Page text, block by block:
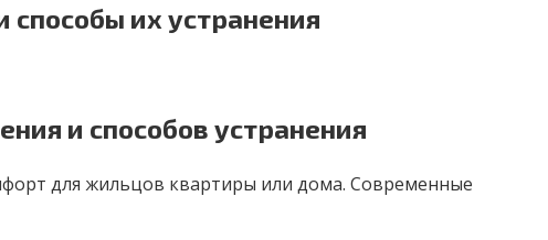
способы их устранения
и способов устранения
для жильцов квартиры или дома. Современные